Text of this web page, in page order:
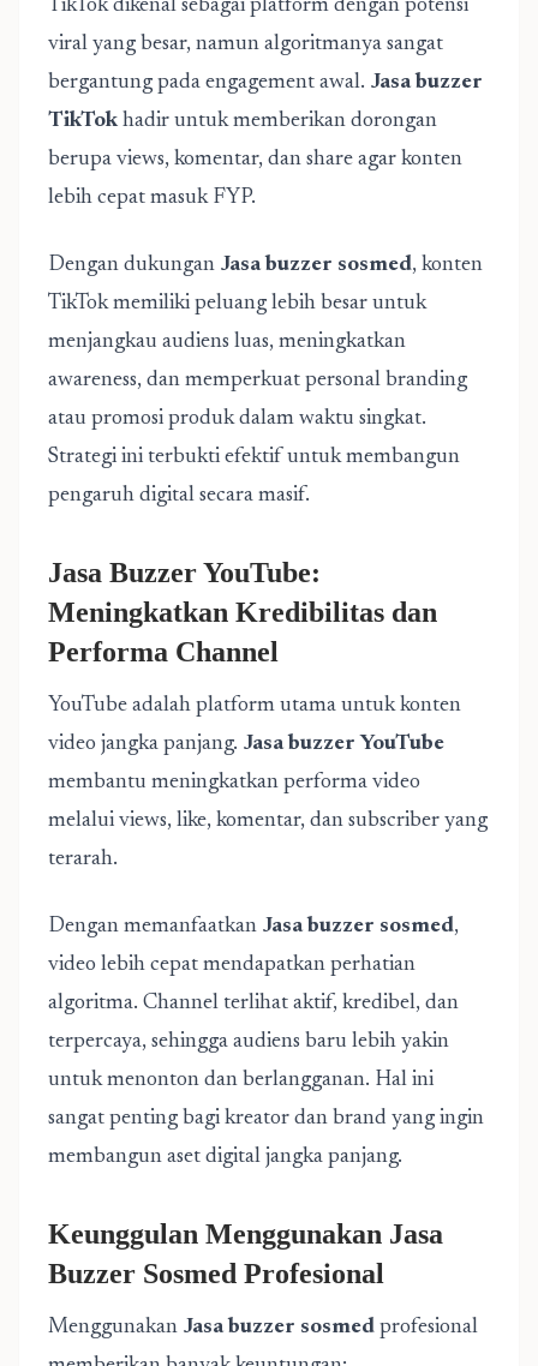
TikTok dikenal sebagai platform dengan potensi
viral yang besar, namun algoritmanya sangat
bergantung pada engagement awal. Jasa buzzer
TikTok hadir untuk memberikan dorongan
berupa views, komentar, dan share agar konten
lebih cepat masuk FYP.
Dengan dukungan Jasa buzzer sosmed, konten
TikTok memiliki peluang lebih besar untuk
menjangkau audiens luas, meningkatkan
awareness, dan memperkuat personal branding
atau promosi produk dalam waktu singkat.
Strategi ini terbukti efektif untuk membangun
pengaruh digital secara masif.
Jasa Buzzer YouTube:
Meningkatkan Kredibilitas dan
Performa Channel
YouTube adalah platform utama untuk konten
video jangka panjang. Jasa buzzer YouTube
membantu meningkatkan performa video
melalui views, like, komentar, dan subscriber yang
terarah.
Dengan memanfaatkan Jasa buzzer sosmed,
video lebih cepat mendapatkan perhatian
algoritma. Channel terlihat aktif, kredibel, dan
terpercaya, sehingga audiens baru lebih yakin
untuk menonton dan berlangganan. Hal ini
sangat penting bagi kreator dan brand yang ingin
membangun aset digital jangka panjang.
Keunggulan Menggunakan Jasa
Buzzer Sosmed Profesional
Menggunakan Jasa buzzer sosmed profesional